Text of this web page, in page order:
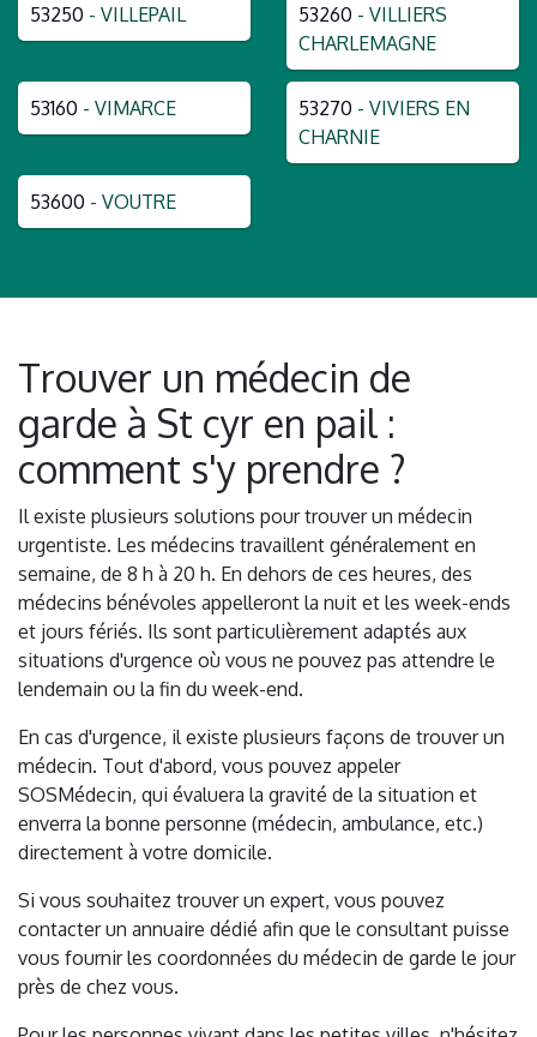
53250 - VILLEPAIL 53260 - VILLIERS
CHARLEMAGNE
53160 - VIMARCE 53270 - VIVIERS EN
CHARNIE
53600 - VOUTRE
Trouver un médecin de
garde à St cyr en pail :
comment s'y prendre ?
Il existe plusieurs solutions pour trouver un médecin
urgentiste. Les médecins travaillent généralement en
semaine, de 8 h à 20 h. En dehors de ces heures, des
médecins bénévoles appelleront la nuit et les week-ends
et jours fériés. Ils sont particulièrement adaptés aux
situations d'urgence où vous ne pouvez pas attendre le
lendemain ou la fin du week-end.
En cas d'urgence, il existe plusieurs façons de trouver un
médecin. Tout d'abord, vous pouvez appeler
SOSMédecin, qui évaluera la gravité de la situation et
enverra la bonne personne (médecin, ambulance, etc.)
directement à votre domicile.
Si vous souhaitez trouver un expert, vous pouvez
contacter un annuaire dédié afin que le consultant puisse
vous fournir les coordonnées du médecin de garde le jour
près de chez vous.